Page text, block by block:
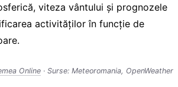
viteza vântului și prognozele
activităților în funcție de
Online · Surse: Meteoromania, OpenWeather